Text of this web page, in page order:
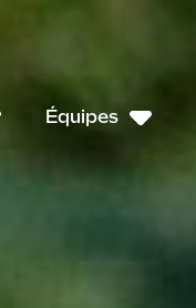
Équipes